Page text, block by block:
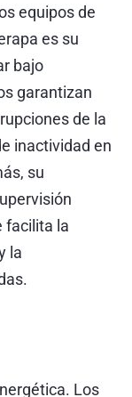
equipos de
es su
bajo
garantizan
de la
inactividad en
su
facilita la
la
Los